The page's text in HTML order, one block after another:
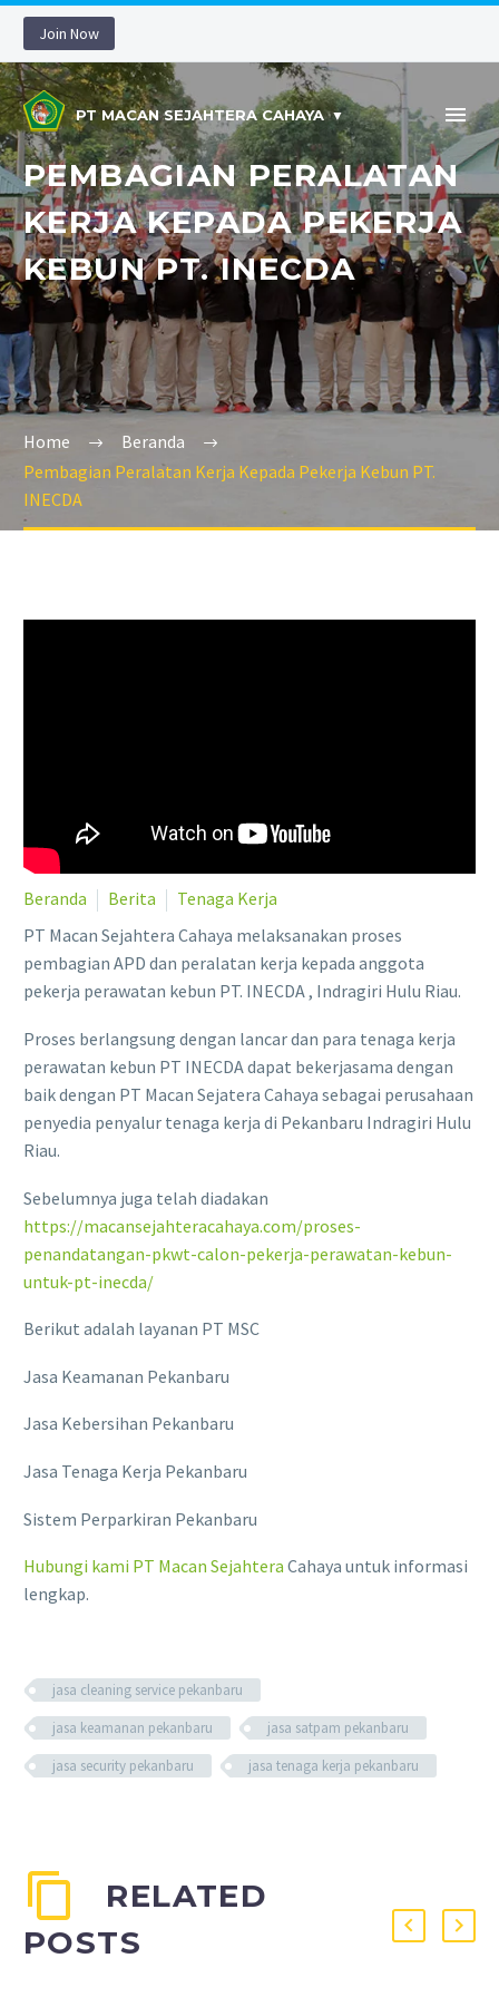
Join Now
PT MACAN SEJAHTERA CAHAYA
PEMBAGIAN PERALATAN
KERJA KEPADA PEKERJA
KEBUN PT. INECDA
Home
Beranda
Pembagian Peralatan Kerja Kepada Pekerja Kebun PT.
INECDA
Beranda Berita
Tenaga Kerja
PT Macan Sejahtera Cahaya melaksanakan proses
pembagian APD dan peralatan kerja kepada anggota
pekerja perawatan kebun PT. INECDA , Indragiri Hulu Riau.
Proses berlangsung dengan lancar dan para tenaga kerja
perawatan kebun PT INECDA dapat bekerjasama dengan
baik dengan PT Macan Sejatera Cahaya sebagai perusahaan
penyedia penyalur tenaga kerja di Pekanbaru Indragiri Hulu
Riau.
Sebelumnya juga telah diadakan
https://macansejahteracahaya.com/proses-
penandatangan-pkwt-calon-pekerja-perawatan-kebun-
untuk-pt-inecda/
Berikut adalah layanan PT MSC
Jasa Keamanan Pekanbaru
Jasa Kebersihan Pekanbaru
Jasa Tenaga Kerja Pekanbaru
Sistem Perparkiran Pekanbaru
Hubungi kami PT Macan Sejahtera Cahaya untuk informasi
lengkap.
jasa cleaning service pekanbaru
jasa keamanan pekanbaru
jasa satpam pekanbaru
jasa security pekanbaru
jasa tenaga kerja pekanbaru
RELATED
POSTS